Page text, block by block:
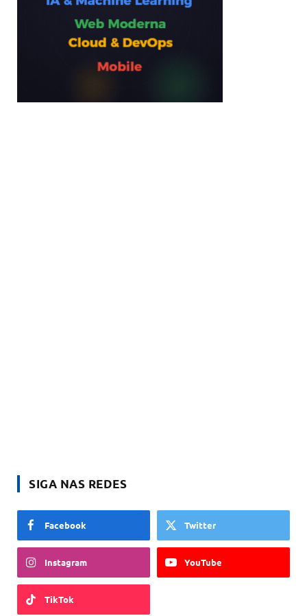
SIGA NAS REDES
Facebook Twitter
Instagram YouTube
TikTok